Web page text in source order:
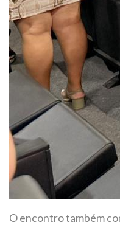
O encontro também